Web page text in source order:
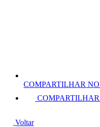
COMPARTILHAR
Voltar